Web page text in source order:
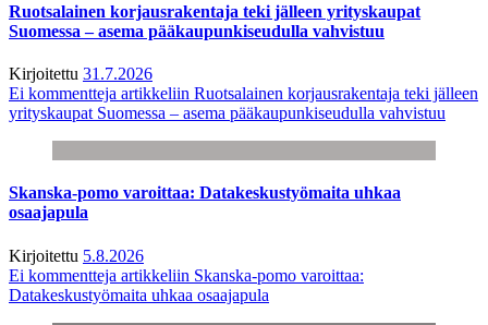
Ruotsalainen korjausrakentaja teki jälleen yrityskaupat
Suomessa – asema pääkaupunkiseudulla vahvistuu
Kirjoitettu 31.7.2026
Ei kommentteja artikkeliin Ruotsalainen korjausrakentaja teki jälleen
yrityskaupat Suomessa – asema pääkaupunkiseudulla vahvistuu
Skanska-pomo varoittaa: Datakeskustyömaita uhkaa
osaajapula
Kirjoitettu 5.8.2026
Ei kommentteja artikkeliin Skanska-pomo varoittaa:
Datakeskustyömaita uhkaa osaajapula